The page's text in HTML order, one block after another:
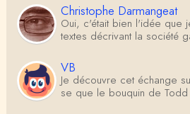
Christophe Darmangeat
Oui, c'était bien l'idée que
textes décrivant la société
VB
Je découvre cet échange
se que le bouquin de